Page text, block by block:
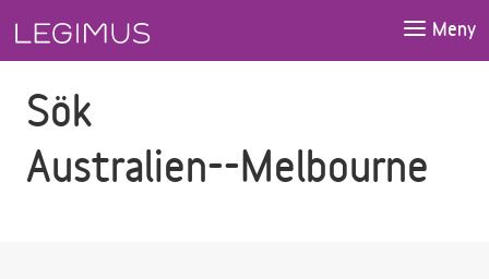
Meny
Sök
Australien--Melbourne